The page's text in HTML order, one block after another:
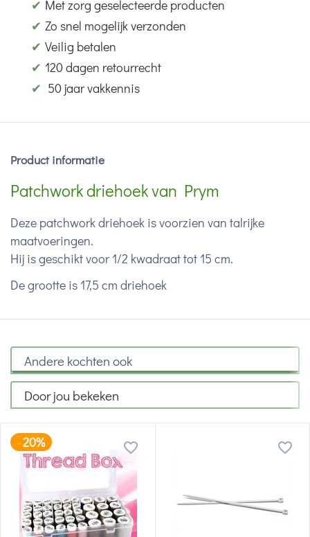
✔ Met zorg geselecteerde producten
✔ Zo snel mogelijk verzonden
✔ Veilig betalen
✔ 120 dagen retourrecht
✔ 50 jaar vakkennis
Product informatie
Patchwork driehoek van Prym
Deze patchwork driehoek is voorzien van talrijke
maatvoeringen.
Hij is geschikt voor 1/2 kwadraat tot 15 cm.
De grootte is 17,5 cm driehoek
Andere kochten ook
Door jou bekeken
-20%